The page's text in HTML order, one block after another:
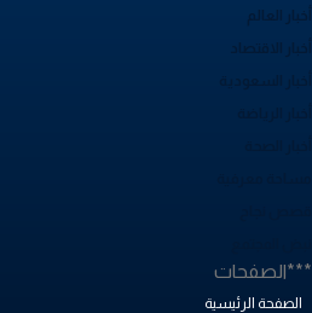
العالم
الاقتصاد
الصفحة الرئيسية